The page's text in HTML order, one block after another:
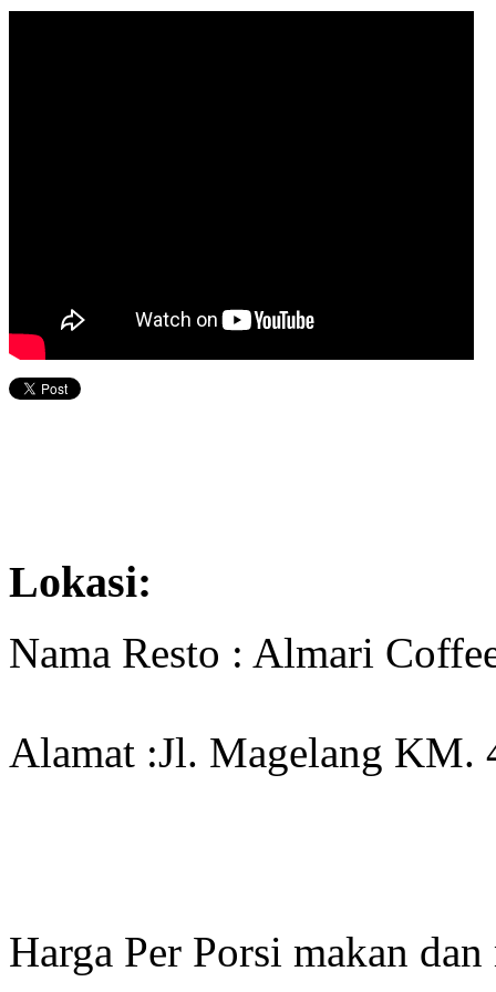
Lokasi:
Nama Resto : Almari
Alamat :Jl. Magelang KM.
Harga Per Porsi makan